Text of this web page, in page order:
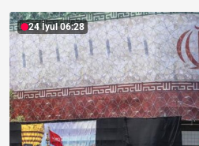
24 İyul 06:28